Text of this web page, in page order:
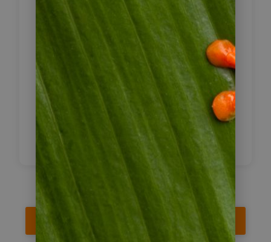
Am frühen Morgen oder Nachmittag
Transfer zum Flughafen von Bocas
und Rückflug nach Panama City.
Transfer zum gewünschten Stadthotel.
Hier endet Ihre Reise oder beginnt
ein Anschlussprogramm.
Reise jetzt anfragen